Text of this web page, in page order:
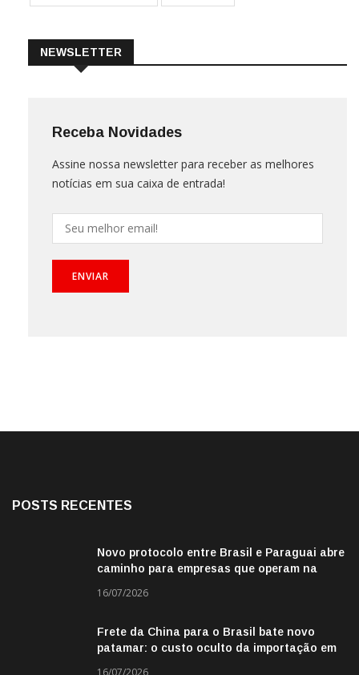
NEWSLETTER
Receba Novidades
Assine nossa newsletter para receber as melhores
notícias em sua caixa de entrada!
POSTS RECENTES
Novo protocolo entre Brasil e Paraguai abre
caminho para empresas que operam na
16/07/2026
Frete da China para o Brasil bate novo
patamar: o custo oculto da importação em
16/07/2026